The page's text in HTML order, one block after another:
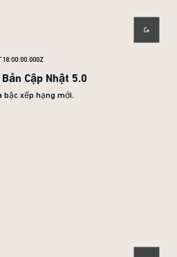
Cập Nhật 5.0
bậc xếp hạng mới.